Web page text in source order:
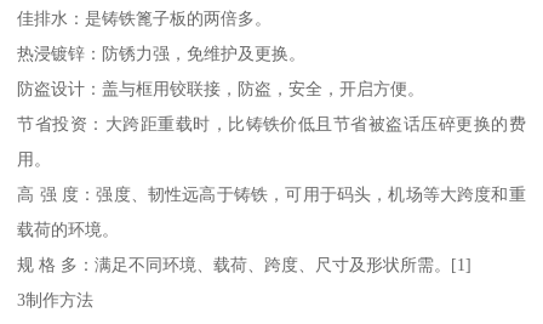
佳排水：是铸铁篦子板的两倍多。
热浸镀锌：防锈力强，免维护及更换。
防盗设计：盖与框用铰联接，防盗，安全，开启方便。
节省投资：大跨距重载时，比铸铁价低且节省被盗话压碎更换的费
用。
高 强 度：强度、韧性远高于铸铁，可用于码头，机场等大跨度和重
载荷的环境。
规 格 多：满足不同环境、载荷、跨度、尺寸及形状所需。[1]
3制作方法